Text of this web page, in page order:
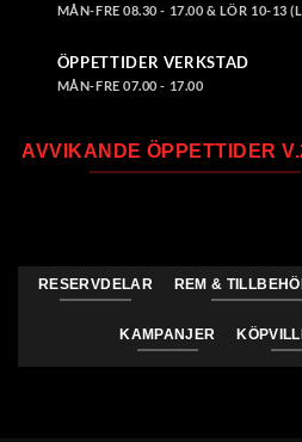
MÅN-FRE 08.30 - 17.00 & LÖR 10-13
ÖPPETTIDER VERKSTAD
MÅN-FRE 07.00 - 17.00
AVVIKANDE ÖPPETTIDER
RESERVDELAR REM &
KAMPANJER